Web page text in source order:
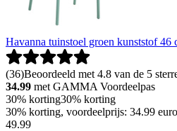
Havanna tuinstoel groen kunststof 46
(36)Beoordeeld met 4.8 van de 5
34.99 met GAMMA Voordeelpas
30% korting30% korting
30% korting, voordeelprijs: 34.99
49.99